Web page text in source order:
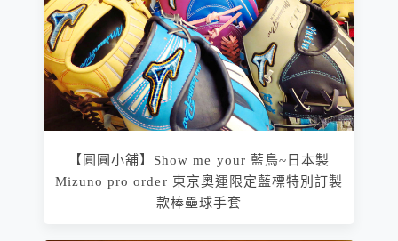
【圓圓小舖】Show me your 藍鳥~日本製
Mizuno pro order 東京奧運限定藍標特別訂製
款棒壘球手套